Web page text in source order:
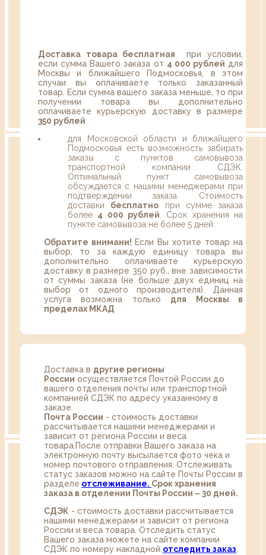
Доставка товара бесплатная при условии,
если сумма Вашего заказа от 4 000 рублей для
Москвы и ближайшего Подмосковья, в этом
случаи вы оплачиваете только заказанный
товар. Если сумма вашего заказа меньше, то при
получении товара вы дополнительно
оплачиваете курьерскую доставку в размере
350 рублей
для Московской области и ближайшего
Подмосковья есть возможность забирать
заказы с пунктов самовывоза
транспортной компании СДЭК.
Оптимальный пункт самовывоза
обсуждается с нашими менеджерами при
подтверждении заказа. Стоимость
доставки бесплатно при сумме заказа
более 4 000 рублей . Срок хранения на
пункте самовывоза не более 5 дней.
Обратите внимани! Если Вы хотите товар на
выбор, то за каждую единицу товара вы
дополнительно оплачиваете курьерскую
доставку в размере 350 руб., вне зависимости
от суммы заказа (не больше двух единиц на
выбор от одного производителя). Данная
услуга возможна только для Москвы в
пределах МКАД
Доставка в другие регионы
России осуществляется Почтой России до
вашего отделения почты или транспортной
компанией СДЭК по адресу указанному в
заказе.
Почта России - стоимость доставки
рассчитывается нашими менеджерами и
зависит от региона России и веса
товара.После отправки Вашего заказа на
электронную почту высылается фото чека и
номер почтового отправления. Отслеживать
статус заказов можно на сайте Почты России в
разделе oтслеживание. Срок хранения
заказа в отделении Почты России – 30 дней.
СДЭК - стоимость доставки рассчитывается
нашими менеджерами и зависит от региона
России и веса товара. Отследить статус
Вашего заказа можете на сайте компании
СДЭК по номеру накладной отследить заказ